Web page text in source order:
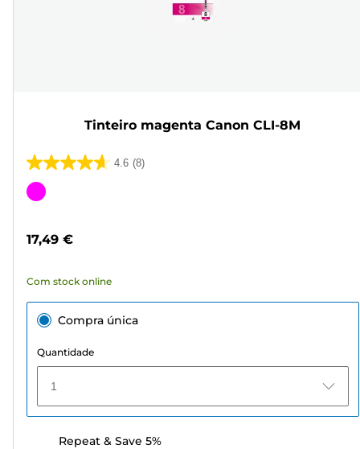
Tinteiro magenta Canon CLI-8M
4.6 (8)
4.6
em
8
Cartucho
17,49 €
Com stock online
Compra única
Quantidade
1
Repeat & Save 5%